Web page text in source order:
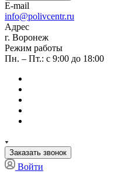
E-mail
info@polivcentr.ru
Адрес
г. Воронеж
Режим работы
Пн. – Пт.: с 9:00 до 18:00
Заказать звонок
Войти